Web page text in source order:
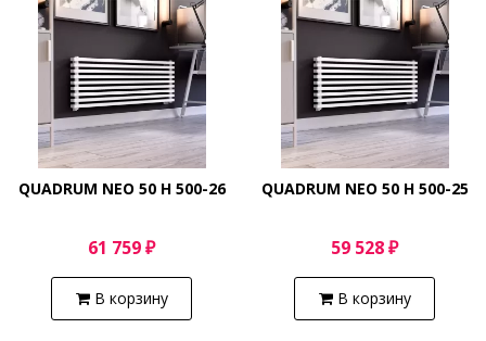
QUADRUM NEO 50 H 500-26
61 759 ₽
В корзину
QUADRUM NEO 50 H 500-25
59 528 ₽
В корзину